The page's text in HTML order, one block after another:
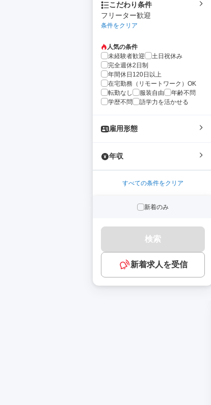
こだわり条件
フリーター歓迎
条件をクリア
人気の条件
未経験者歓迎
土日祝休み
完全週休2日制
年間休日120日以上
在宅勤務（リモートワーク）OK
転勤なし
服装自由
年齢不問
学歴不問
語学力を活かせる
雇用形態
年収
すべての条件をクリア
新着のみ
検索
新着求人を受信